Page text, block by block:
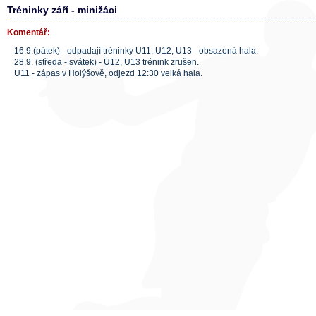
Tréninky září - minižáci
Komentář:
16.9.(pátek) - odpadají tréninky U11, U12, U13 - obsazená hala.
28.9. (středa - svátek) - U12, U13 trénink zrušen.
U11 - zápas v Holýšově, odjezd 12:30 velká hala.